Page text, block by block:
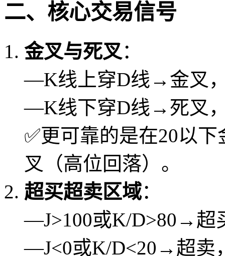
二、核心交易信号
金叉与死叉：
—K线上穿D线→金叉
—K线下穿D线→死叉
✅更可靠的是在20以
叉（高位回落）。
超买超卖区域：
—J>100或K/D>80→超
—J<0或K/D<20→超卖